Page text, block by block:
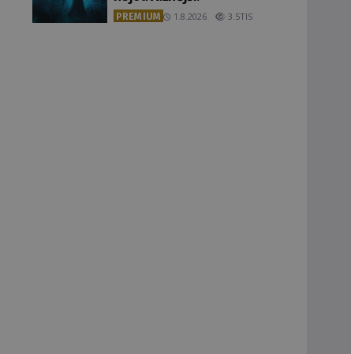
PREMIUM 1.8.2026 3.5TIS